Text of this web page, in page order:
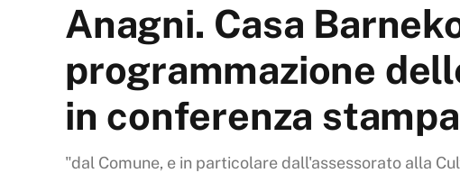
Anagni. Casa
programmazione
in conferenza stampa
"dal Comune, e in particolare dall'assessorato alla